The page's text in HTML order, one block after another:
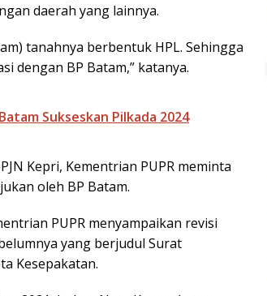
daerah yang lainnya.
tanahnya berbentuk HPL. Sehingga
dengan BP Batam,” katanya.
Sukseskan Pilkada 2024
Kepri, Kementrian PUPR meminta
oleh BP Batam.
PUPR menyampaikan revisi
yang berjudul Surat
Kesepakatan.
Batam Dukung
Sesuai Ketentuan
Semarak HUT ke-81 RI,
Pembangunan